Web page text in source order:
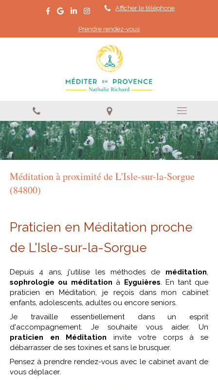
Afficher le téléphone
Prendre rendez-vous
Méditation à proximité de L'Isle-sur-la-Sorgue
(84800)
Praticien en Méditation proche
de L'Isle-sur-la-Sorgue
Depuis 4 ans, j'utilise les méthodes de méditation,
sophrologie ou méditation à Eyguières. En tant que
praticien en Méditation, je reçois dans mon cabinet
enfants, adolescents, adultes ou encore seniors.
Je travaille essentiellement dans un esprit
d'accompagnement. Je souhaite vous aider. Un
praticien en Méditation invite votre corps à se
débarrasser de ses toxines et sans le brusquer.
Pensez à prendre rendez-vous avec le cabinet avant de
vous déplacer.